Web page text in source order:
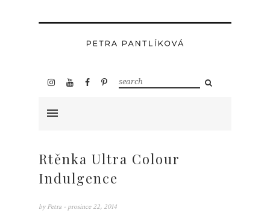
Rtěnka Ultra Colour
Indulgence
by Petra - prosince 22, 2014